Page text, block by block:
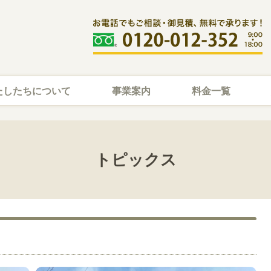
したちについて 事業案内 料金一覧
トピックス